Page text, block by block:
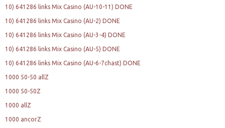
10) 641286 links Mix Casino (AU-10-11) DONE
10) 641286 links Mix Casino (AU-2) DONE
10) 641286 links Mix Casino (AU-3-4) DONE
10) 641286 links Mix Casino (AU-5) DONE
10) 641286 links Mix Casino (AU-6-7chast) DONE
1000 50-50 allZ
1000 50-50Z
1000 allZ
1000 ancorZ